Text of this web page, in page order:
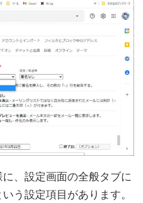
、設定画面の全般タブに
う設定項目があります。